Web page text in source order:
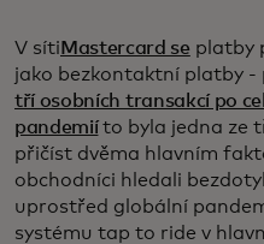
V sítiMastercard se platby
jako bezkontaktní platby -
tří osobních transakcí po
pandemiíto byla jedna ze
přičíst dvěma hlavním
obchodníci hledali
uprostřed globální
systému tap to ride v